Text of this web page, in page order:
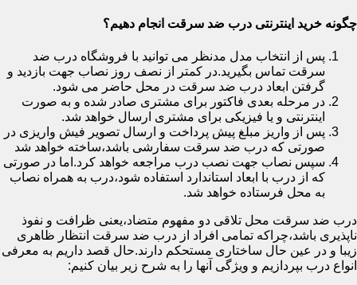
چگونه خرید اینترنتی درب ضد سرقت انجام دهیم؟
پس از انتخاب مدل مدنظر می توانید با فروشگاه درب ضد
سرقت تماس بگیرید.در کمتر از نصف روز نصاب جهت بازدید و
گرفتن ابعاد درب ضد سرقت در محل حاضر می شود.
در مرحله بعدی فاکتور برای مشتری صادر شده و به صورت
اینترنتی و یا فیزیکی برای مشتری ارسال خواهد شد.
پس از واریز مبلغ پیش پرداخت و ارسال تصویر فیش واریزی در
صورتی که درب ضد سرقت سفارشی باشد،ساخته خواهد شد
سپس نصاب جهت نصب درب مراجعه خواهد کرد.اما در صورتی
که از درب با ابعاد استاندارد استفاده شود،درب به همراه نصاب
به محل فرستاده خواهد شد.
درب ضد سرقت محل تلاقی دو مفهوم متضاد،یعنی ظرافت و نفوذ
ناپذیری باشد،چراکه تمامی افراد از درب ضد سرقت انتظار ظاهری
زیبا و در عین حال ساختاری مستحکم دارند.حال قصد داریم به معرفی
انواع درب بپردازیم و ویژگی آنها را به شرح زیر بیان کنیم: